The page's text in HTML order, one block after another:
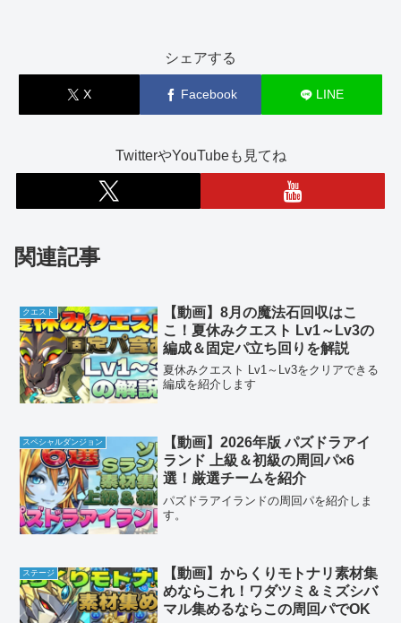
シェアする
X Facebook LINE
TwitterやYouTubeも見てね
関連記事
クエスト
【動画】8月の魔法石回収はこ
こ！夏休みクエスト Lv1～Lv3の
編成＆固定パ立ち回りを解説
夏休みクエスト Lv1～Lv3をクリアできる
編成を紹介します
スペシャルダンジョン
【動画】2026年版 パズドラアイ
ランド 上級＆初級の周回パ×6
選！厳選チームを紹介
パズドラアイランドの周回パを紹介しま
す。
ステージ
【動画】からくりモトナリ素材集
めならこれ！ワダツミ＆ミズシバ
マル集めるならこの周回パでOK